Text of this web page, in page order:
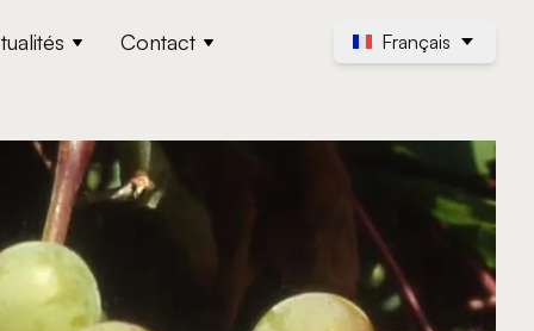
Contact Français